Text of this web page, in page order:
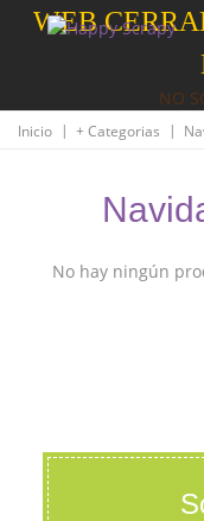
WEB
NO
Inicio | + Categorias |
No hay ningún